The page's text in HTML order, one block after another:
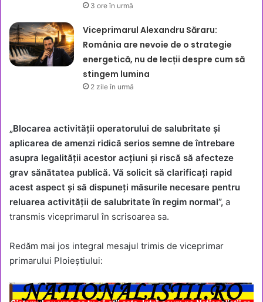
3 ore în urmă
Viceprimarul Alexandru Săraru:
România are nevoie de o strategie
energetică, nu de lecții despre cum să
stingem lumina
2 zile în urmă
„Blocarea activității operatorului de salubritate și
aplicarea de amenzi ridică serios semne de întrebare
asupra legalității acestor acțiuni și riscă să afecteze
grav sănătatea publică. Vă solicit să clarificați rapid
acest aspect și să dispuneți măsurile necesare pentru
reluarea activității de salubritate în regim normal”, a
transmis viceprimarul în scrisoarea sa.
Redăm mai jos integral mesajul trimis de viceprimar
primarului Ploieștiului: